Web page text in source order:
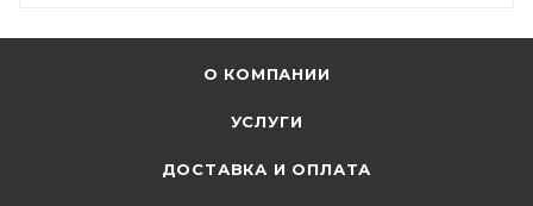
О КОМПАНИИ
УСЛУГИ
ДОСТАВКА И ОПЛАТА